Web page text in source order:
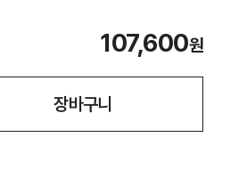
107,600원
장바구니